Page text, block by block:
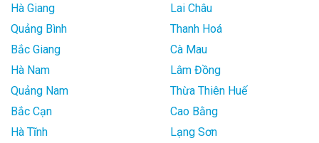
Hà Giang
Lai Châu
Quảng Bình
Thanh Hoá
Bắc Giang
Cà Mau
Hà Nam
Lâm Đồng
Quảng Nam
Thừa Thiên Huế
Bắc Cạn
Cao Bằng
Hà Tĩnh
Lạng Sơn